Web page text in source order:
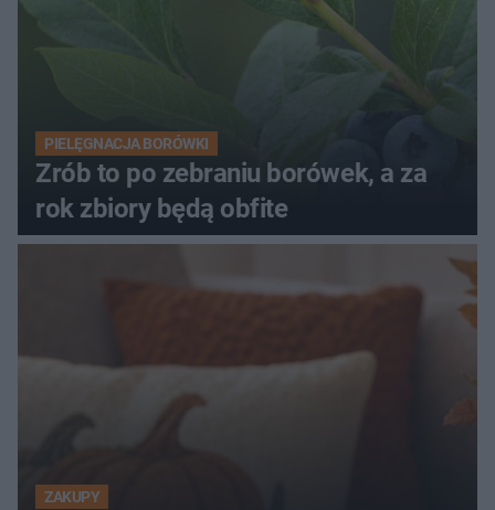
PIELĘGNACJA BORÓWKI
Zrób to po zebraniu borówek, a za
rok zbiory będą obfite
ZAKUPY